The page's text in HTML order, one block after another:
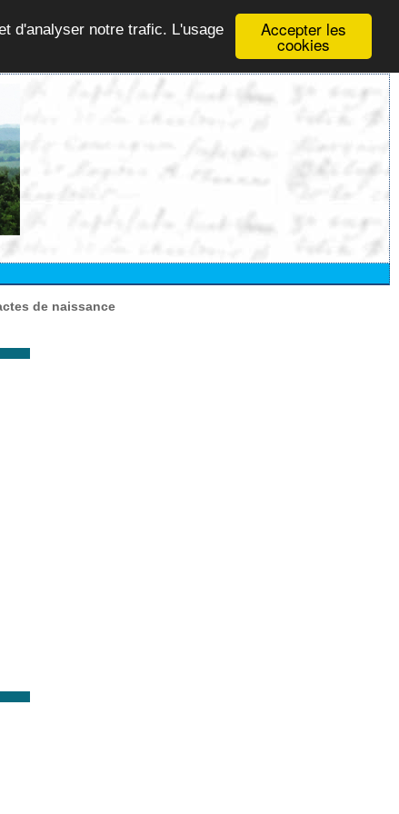
Accepter les
cookies
d'analyser notre trafic. L'usage
de naissance